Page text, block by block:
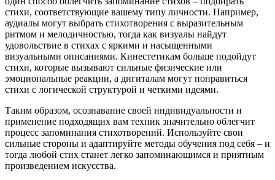
стихи, соответствующие вашему типу личности. Например,
аудиалы могут выбрать стихотворения с выразительным
ритмом и мелодичностью, тогда как визуалы найдут
удовольствие в стихах с яркими и насыщенными
визуальными описаниями. Кинестетикам больше подойдут
стихи, которые вызывают сильные физические или
эмоциональные реакции, а дигиталам могут понравиться
стихи с логической структурой и четкими идеями.
Таким образом, осознавание своей индивидуальности и
применение подходящих вам техник значительно облегчит
процесс запоминания стихотворений. Используйте свои
сильные стороны и адаптируйте методы обучения под себя – и
тогда любой стих станет легко запоминающимся и приятным
произведением искусства.